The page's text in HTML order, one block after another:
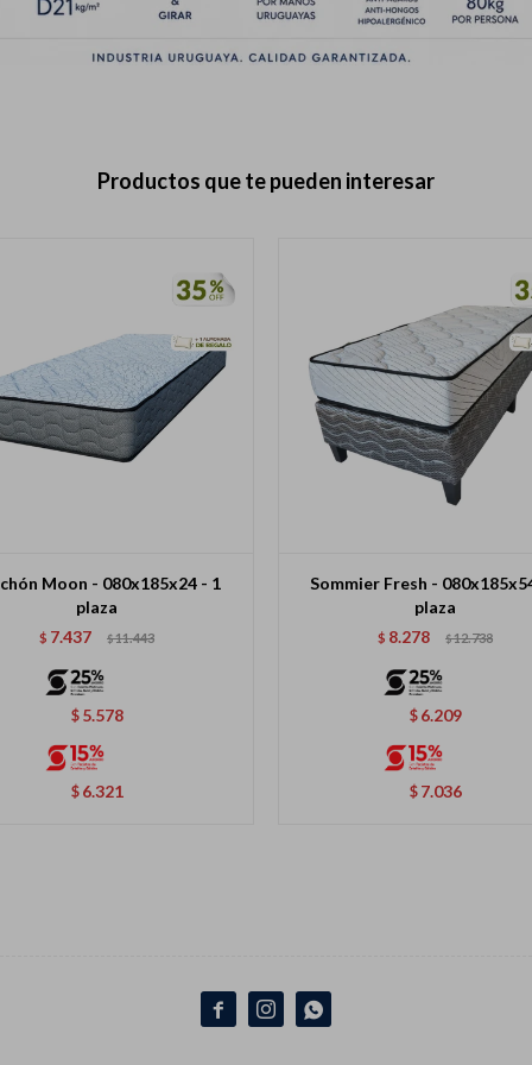
Productos que te pueden interesar
Moon - 080x185x24 - 1
plaza
$ 7.437 $11.443
$ 5.578
$ 6.321
Sommier Fresh -
plaza
$ 8.278 $12.738
$ 6.209
$ 7.036
  